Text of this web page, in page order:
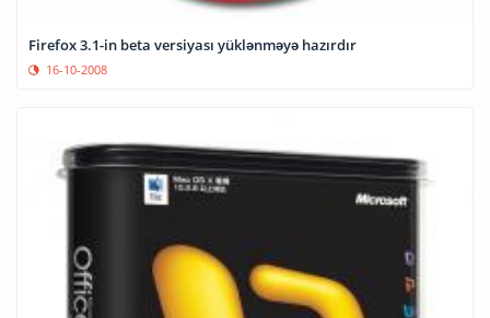
Firefox 3.1-in beta versiyası yüklənməyə hazırdır
16-10-2008